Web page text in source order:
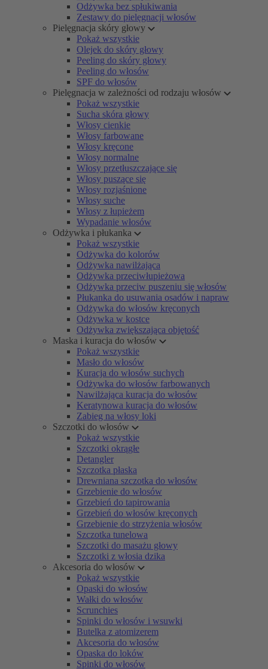
Odżywka bez spłukiwania
Zestawy do pielęgnacji włosów
Pielęgnacja skóry głowy
Pokaż wszystkie
Olejek do skóry głowy
Peeling do skóry głowy
Peeling do włosów
SPF do włosów
Pielęgnacja w zależności od rodzaju włosów
Pokaż wszystkie
Sucha skóra głowy
Włosy cienkie
Włosy farbowane
Włosy kręcone
Włosy normalne
Włosy przetłuszczające się
Włosy puszące się
Włosy rozjaśnione
Włosy suche
Włosy z łupieżem
Wypadanie włosów
Odżywka i płukanka
Pokaż wszystkie
Odżywka do kolorów
Odżywka nawilżająca
Odżywka przeciwłupieżowa
Odżywka przeciw puszeniu się włosów
Płukanka do usuwania osadów i napraw
Odżywka do włosów kręconych
Odżywka w kostce
Odżywka zwiększająca objętość
Maska i kuracja do włosów
Pokaż wszystkie
Masło do włosów
Kuracja do włosów suchych
Odżywka do włosów farbowanych
Nawilżająca kuracja do włosów
Keratynowa kuracja do włosów
Zabieg na włosy loki
Szczotki do włosów
Pokaż wszystkie
Szczotki okrągłe
Detangler
Szczotka płaska
Drewniana szczotka do włosów
Grzebienie do włosów
Grzebień do tapirowania
Grzebień do włosów kręconych
Grzebienie do strzyżenia włosów
Szczotka tunelowa
Szczotki do masażu głowy
Szczotki z włosia dzika
Akcesoria do włosów
Pokaż wszystkie
Opaski do włosów
Wałki do włosów
Scrunchies
Spinki do włosów i wsuwki
Butelka z atomizerem
Akcesoria do włosów
Opaska do loków
Spinki do włosów